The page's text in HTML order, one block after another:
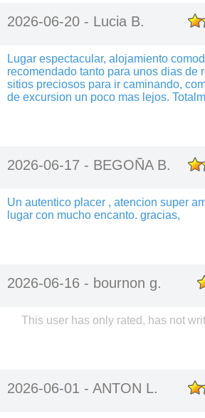
2026-06-20 - Lucia B.
Lugar espectacular, alojamiento
recomendado tanto para unos dias de
sitios preciosos para ir caminando,
de excursion un poco mas lejos.
2026-06-17 - BEGOÑA B.
Un autentico placer , atencion super
lugar con mucho encanto. gracias,
2026-06-16 - bournon g.
This user has only rated, has not
2026-06-01 - ANTON L.